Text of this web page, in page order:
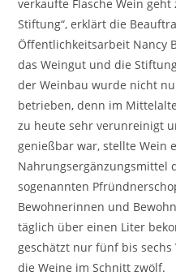
verkaufte Flasche Wein
Stiftung“, erklärt die
Öffentlichkeitsarbeit Nancy
das Weingut und die
der Weinbau wurde nicht
betrieben, denn im
zu heute sehr verunreinigt
genießbar war, stellte Wein
Nahrungsergänzungsmittel
sogenannten
Bewohnerinnen und
täglich über einen Liter
geschätzt nur fünf bis
die Weine im Schnitt zwölf.